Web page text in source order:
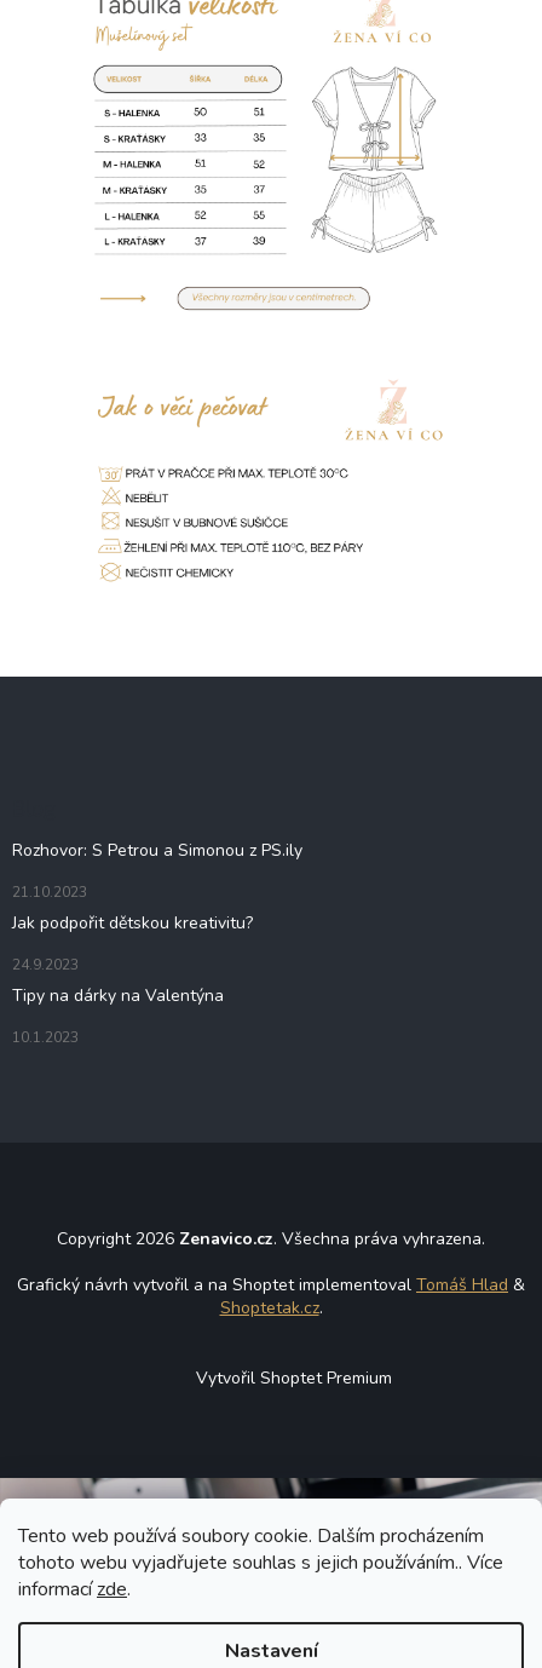
Tento web používá soubory cookie. Dalším procházením
tohoto webu vyjadřujete souhlas s jejich používáním.. Více
informacízde.
Nastavení
Rozhovor: S Petrou a Simonou z PS.ily
21.10.2023
Jak podpořit dětskou kreativitu?
24.9.2023
Tipy na dárky na Valentýna
10.1.2023
Copyright 2026 Zenavico.cz. Všechna práva vyhrazena.
Grafický návrh vytvořil a na Shoptet implementoval Tomáš Hlad &
Shoptetak.cz.
Vytvořil Shoptet Premium